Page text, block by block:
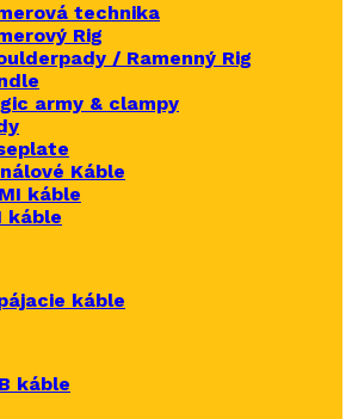
technika
Rig
/ Ramenný Rig
army & clampy
Káble
káble
káble
káble
káble